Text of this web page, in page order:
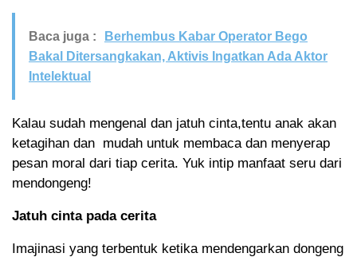
Baca juga :
Berhembus Kabar Operator Bego
Bakal Ditersangkakan, Aktivis Ingatkan Ada Aktor
Intelektual
Kalau sudah mengenal dan jatuh cinta,tentu anak akan
ketagihan dan mudah untuk membaca dan menyerap
pesan moral dari tiap cerita. Yuk intip manfaat seru dari
mendongeng!
Jatuh cinta pada cerita
Imajinasi yang terbentuk ketika mendengarkan dongeng